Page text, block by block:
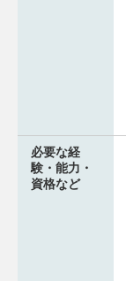
必要な経
験・能力・
資格など